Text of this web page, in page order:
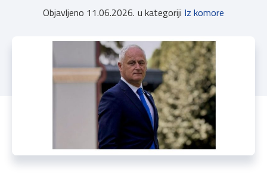
Objavljeno 11.06.2026. u kategoriji Iz komore